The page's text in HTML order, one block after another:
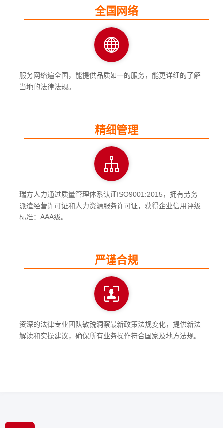
全国网络
服务网络遍全国，能提供品质如一的服务，能更详细的了解
当地的法律法规。
精细管理
瑞方人力通过质量管理体系认证ISO9001:2015，拥有劳务
派遣经营许可证和人力资源服务许可证，获得企业信用评级
标准：AAA级。
严谨合规
资深的法律专业团队敏锐洞察最新政策法规变化，提供新法
解读和实操建议，确保所有业务操作符合国家及地方法规。